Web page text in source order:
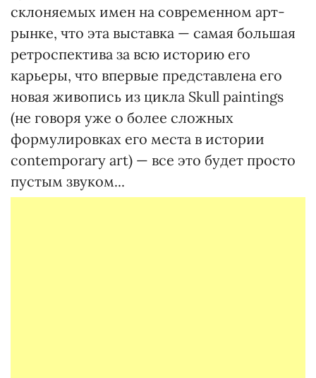
склоняемых имен на современном арт-
рынке, что эта выставка — самая большая
ретроспектива за всю историю его
карьеры, что впервые представлена его
новая живопись из цикла Skull paintings
(не говоря уже о более сложных
формулировках его места в истории
contemporary art) — все это будет просто
пустым звуком...